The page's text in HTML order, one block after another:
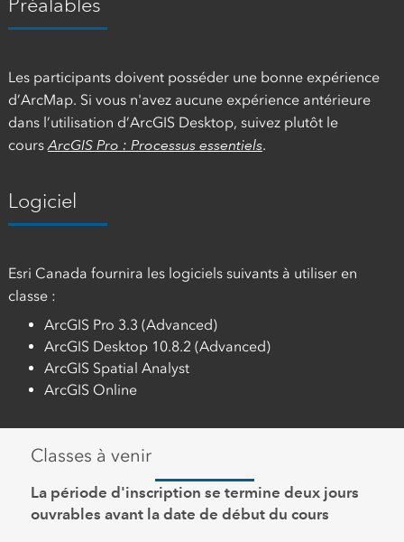
Les participants doivent posséder une bonne expérience
d’ArcMap. Si vous n'avez aucune expérience antérieure
dans l’utilisation d’ArcGIS Desktop, suivez plutôt le
cours ArcGIS Pro : Processus essentiels.
Logiciel
Esri Canada fournira les logiciels suivants à utiliser en
classe :
ArcGIS Pro 3.3 (Advanced)
ArcGIS Desktop 10.8.2 (Advanced)
ArcGIS Spatial Analyst
ArcGIS Online
Classes à venir
La période d'inscription se termine deux jours
ouvrables avant la date de début du cours